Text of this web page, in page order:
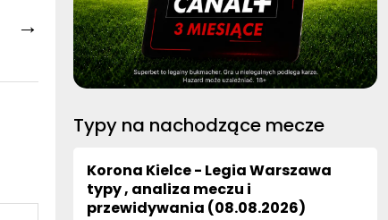
→
Typy na nachodzące mecze
Korona Kielce - Legia Warszawa
typy , analiza meczu i
przewidywania (08.08.2026)